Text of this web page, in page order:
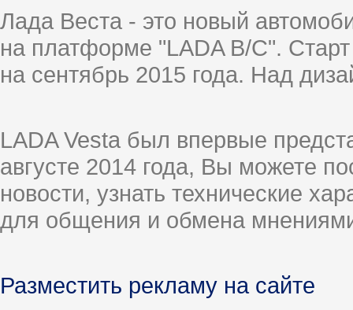
Лада Веста - это новый
на платформе "LADA B/C".
на сентябрь 2015 года. Над
LADA Vesta был впервые
августе 2014 года, Вы можете
новости, узнать технические
для общения и обмена
Разместить рекламу на сайте